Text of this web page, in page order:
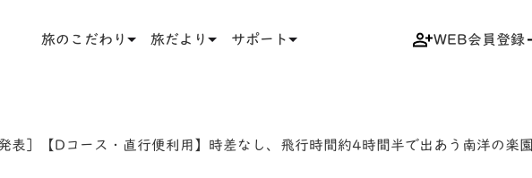
旅のこだわり 旅だより サポート WEB会員登録
］【Dコース・直行便利用】時差なし、飛行時間約4時間半で出あう南洋の楽園